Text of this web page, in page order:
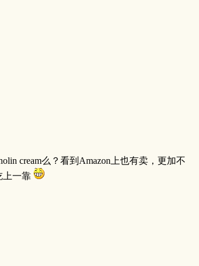
cream么？看到Amazon上也有卖，更加不
上一靠